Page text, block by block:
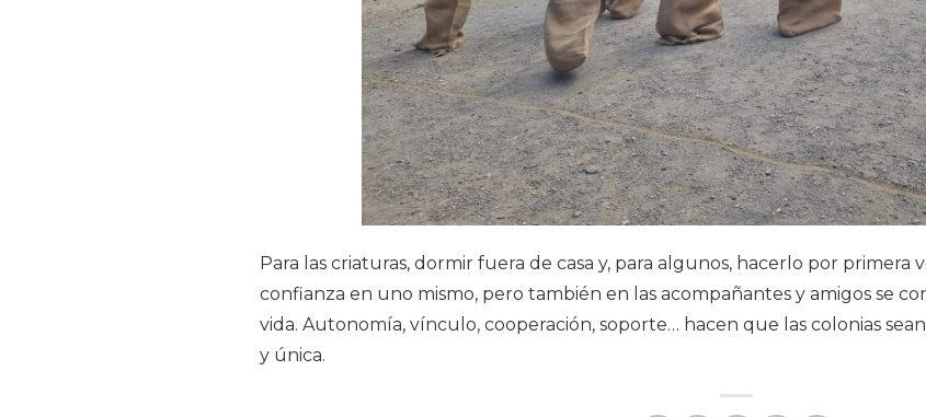
Para las criaturas, dormir fuera de casa y, para algunos, hacerlo por primera
confianza en uno mismo, pero también en las acompañantes y amigos se
vida. Autonomía, vínculo, cooperación, soporte… hacen que las colonias
y única.